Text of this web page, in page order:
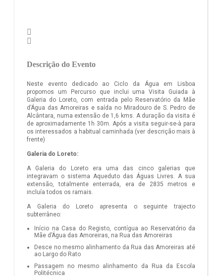
Descrição do Evento
Neste evento dedicado ao Ciclo da Água em Lisboa
propomos um Percurso que inclui uma Visita Guiada à
Galeria do Loreto, com entrada pelo Reservatório da Mãe
d’Água das Amoreiras e saída no Miradouro de S. Pedro de
Alcântara, numa extensão de 1,6 kms. A duração da visita é
de aproximadamente 1h 30m. Após a visita seguir-se-à para
os interessados a habitual caminhada (ver descrição mais à
frente)
Galeria do Loreto:
A Galeria do Loreto era uma das cinco galerias que
integravam o sistema Aqueduto das Águas Livres. A sua
extensão, totalmente enterrada, era de 2835 metros e
incluía todos os ramais.
A Galeria do Loreto apresenta o seguinte trajecto
subterrâneo:
Início na Casa do Registo, contígua ao Reservatório da
Mãe d’Água das Amoreiras, na Rua das Amoreiras
Desce no mesmo alinhamento da Rua das Amoreiras até
ao Largo do Rato
Passagem no mesmo alinhamento da Rua da Escola
Politécnica